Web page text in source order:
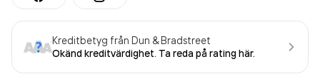
Kreditbetyg från Dun & Bradstreet
Okänd kreditvärdighet. Ta reda på rating här.